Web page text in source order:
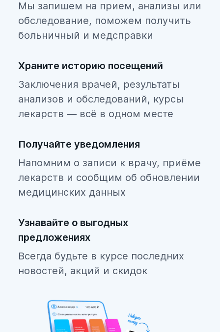
Мы запишем на прием, анализы или
обследование, поможем получить
больничный и медсправки
Храните историю посещений
Заключения врачей, результаты
анализов и обследований, курсы
лекарств — всё в одном месте
Получайте уведомления
Напомним о записи к врачу, приёме
лекарств и сообщим об обновлении
медицинских данных
Узнавайте о выгодных
предложениях
Всегда будьте в курсе последних
новостей, акций и скидок